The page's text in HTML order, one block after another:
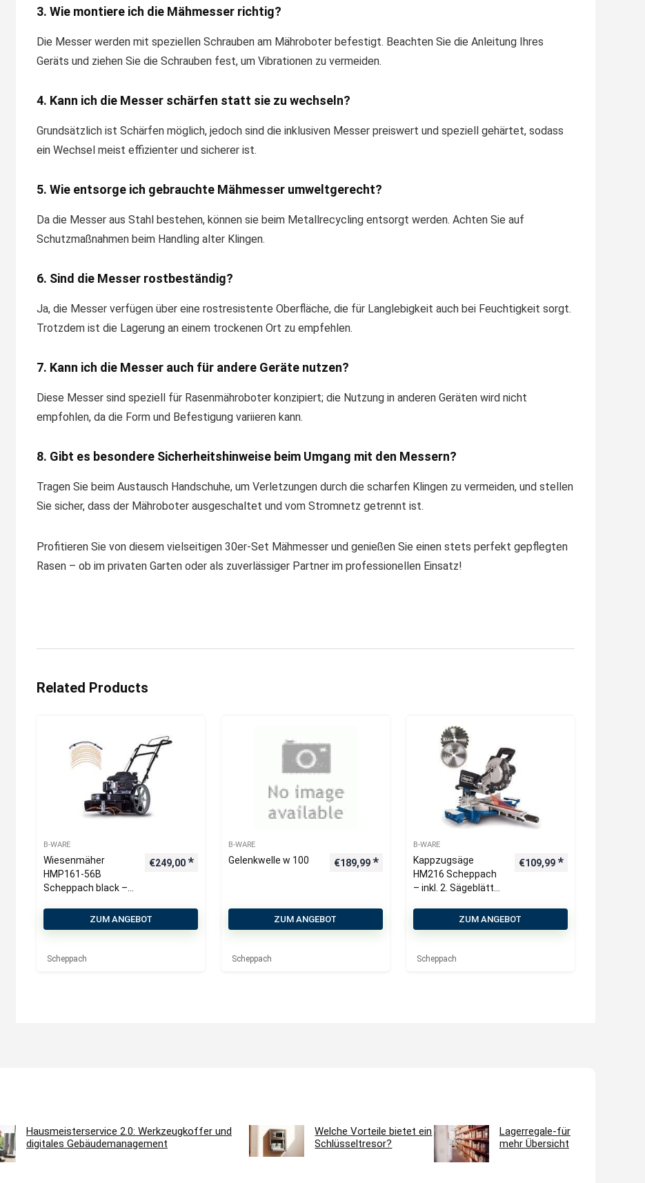
3. Wie montiere ich die Mähmesser richtig?
Die Messer werden mit speziellen Schrauben am Mähroboter befestigt. Beachten Sie die Anleitung Ihres
Geräts und ziehen Sie die Schrauben fest, um Vibrationen zu vermeiden.
4. Kann ich die Messer schärfen statt sie zu wechseln?
Grundsätzlich ist Schärfen möglich, jedoch sind die inklusiven Messer preiswert und speziell gehärtet, sodass
ein Wechsel meist effizienter und sicherer ist.
5. Wie entsorge ich gebrauchte Mähmesser umweltgerecht?
Da die Messer aus Stahl bestehen, können sie beim Metallrecycling entsorgt werden. Achten Sie auf
Schutzmaßnahmen beim Handling alter Klingen.
6. Sind die Messer rostbeständig?
Ja, die Messer verfügen über eine rostresistente Oberfläche, die für Langlebigkeit auch bei Feuchtigkeit sorgt.
Trotzdem ist die Lagerung an einem trockenen Ort zu empfehlen.
7. Kann ich die Messer auch für andere Geräte nutzen?
Diese Messer sind speziell für Rasenmähroboter konzipiert; die Nutzung in anderen Geräten wird nicht
empfohlen, da die Form und Befestigung variieren kann.
8. Gibt es besondere Sicherheitshinweise beim Umgang mit den Messern?
Tragen Sie beim Austausch Handschuhe, um Verletzungen durch die scharfen Klingen zu vermeiden, und stellen
Sie sicher, dass der Mähroboter ausgeschaltet und vom Stromnetz getrennt ist.
Profitieren Sie von diesem vielseitigen 30er-Set Mähmesser und genießen Sie einen stets perfekt gepflegten
Rasen – ob im privaten Garten oder als zuverlässiger Partner im professionellen Einsatz!
Related Products
B-WARE
Wiesenmäher
HMP161-56B
Scheppach black –
Schnittbreite | 40-
95mm
llung | 4-Takt-
€249,00
ZUM ANGEBOT
Scheppach
B-WARE
Gelenkwelle w 100 €189,99
ZUM ANGEBOT
Scheppach
B-WARE
Kappzugsäge
HM216 Scheppach
– inkl. 2. Sägeblätter
Schnittbreite |
65mm Schnitthöhe
€109,99
ZUM ANGEBOT
Scheppach
Hausmeisterservice 2.0: Werkzeugkoffer und
digitales Gebäudemanagement
Welche Vorteile bietet ein
Schlüsseltresor?
Lagerregale-für
mehr Übersicht